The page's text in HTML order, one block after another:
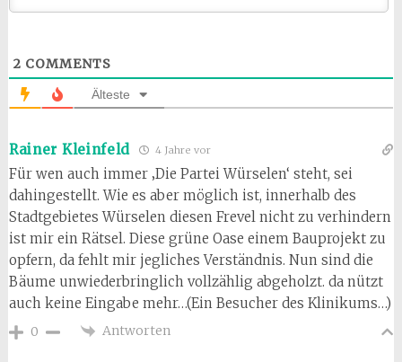
2 COMMENTS
Älteste
Rainer Kleinfeld 4 Jahre vor
Für wen auch immer ‚Die Partei Würselen‘ steht, sei
dahingestellt. Wie es aber möglich ist, innerhalb des
Stadtgebietes Würselen diesen Frevel nicht zu verhindern
ist mir ein Rätsel. Diese grüne Oase einem Bauprojekt zu
opfern, da fehlt mir jegliches Verständnis. Nun sind die
Bäume unwiederbringlich vollzählig abgeholzt. da nützt
auch keine Eingabe mehr…(Ein Besucher des Klinikums…)
0 Antworten